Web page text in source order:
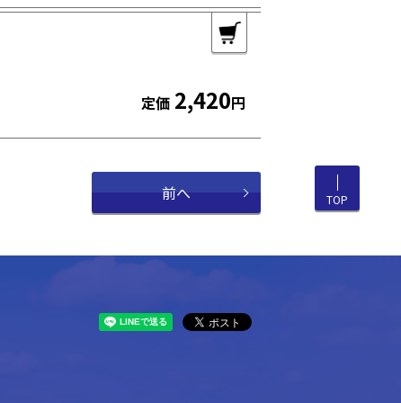
定価2,420円
前へ TOP